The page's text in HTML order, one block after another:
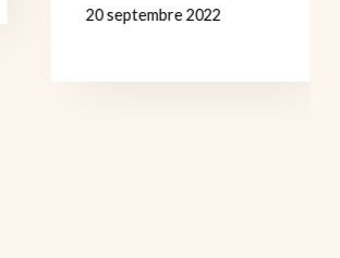
20 septembre 2022